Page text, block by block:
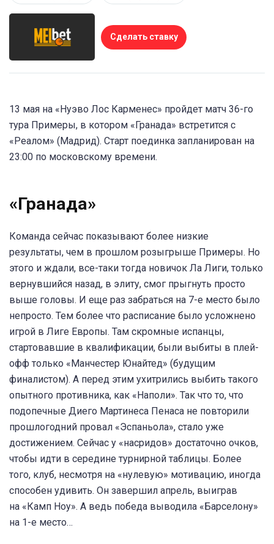
Сделать ставку
13 мая на «Нуэво Лос Карменес» пройдет матч 36-го
тура Примеры, в котором «Гранада» встретится с
«Реалом» (Мадрид). Старт поединка запланирован на
23:00 по московскому времени.
«Гранада»
Команда сейчас показывают более низкие
результаты, чем в прошлом розыгрыше Примеры. Но
этого и ждали, все-таки тогда новичок Ла Лиги, только
вернувшийся назад, в элиту, смог прыгнуть просто
выше головы. И еще раз забраться на 7-е место было
непросто. Тем более что расписание было усложнено
игрой в Лиге Европы. Там скромные испанцы,
стартовавшие в квалификации, были выбиты в плей-
офф только «Манчестер Юнайтед» (будущим
финалистом). А перед этим ухитрились выбить такого
опытного противника, как «Наполи». Так что то, что
подопечные Диего Мартинеса Пенаса не повторили
прошлогодний провал «Эспаньола», стало уже
достижением. Сейчас у «насридов» достаточно очков,
чтобы идти в середине турнирной таблицы. Более
того, клуб, несмотря на «нулевую» мотивацию, иногда
способен удивить. Он завершил апрель, выиграв
на «Камп Ноу». А ведь победа выводила «Барселону»
на 1-е место…